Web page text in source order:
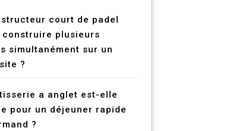
court de padel
plusieurs
simultanément sur un
?
a anglet est-elle
pour un déjeuner rapide
?